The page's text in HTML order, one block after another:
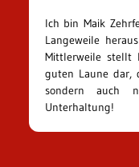
Ich bin Maik
Langeweile
Mittlerweile stellt
guten Laune dar,
sondern auch
Unterhaltung!